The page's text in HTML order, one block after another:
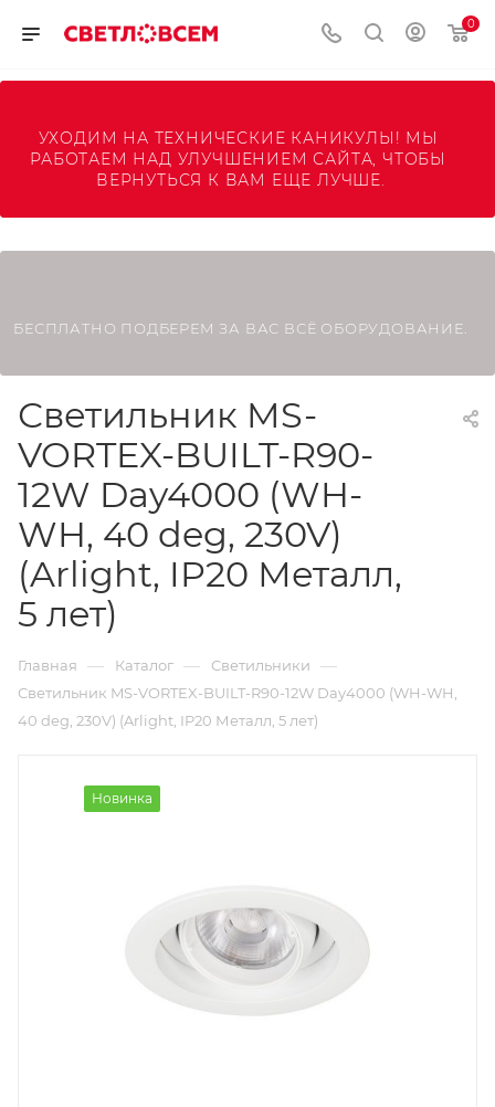
0
УХОДИМ НА ТЕХНИЧЕСКИЕ КАНИКУЛЫ! МЫ
РАБОТАЕМ НАД УЛУЧШЕНИЕМ САЙТА, ЧТОБЫ
ВЕРНУТЬСЯ К ВАМ ЕЩЕ ЛУЧШЕ.
БЕСПЛАТНО ПОДБЕРЕМ ЗА ВАС ВСЁ ОБОРУДОВАНИЕ.
Светильник MS-
VORTEX-BUILT-R90-
12W Day4000 (WH-
WH, 40 deg, 230V)
(Arlight, IP20 Металл,
5 лет)
Главная — Каталог — Светильники —
Светильник MS-VORTEX-BUILT-R90-12W Day4000 (WH-WH,
40 deg, 230V) (Arlight, IP20 Металл, 5 лет)
Новинка